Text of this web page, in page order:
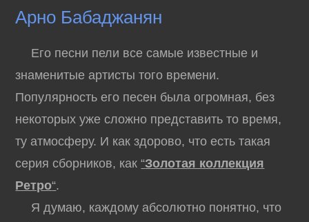
Арно Бабаджанян
Его песни пели все самые известные и
знаменитые артисты того времени.
Популярность его песен была огромная, без
некоторых уже сложно представить то время,
ту атмосферу. И как здорово, что есть такая
серия сборников, как“Золотая коллекция
Ретро“.
Я думаю, каждому абсолютно понятно, что